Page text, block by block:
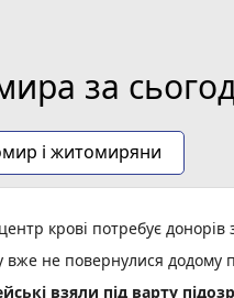
за
і житомиряни
крові потребує донорів
вже не повернулися
взяли під варту